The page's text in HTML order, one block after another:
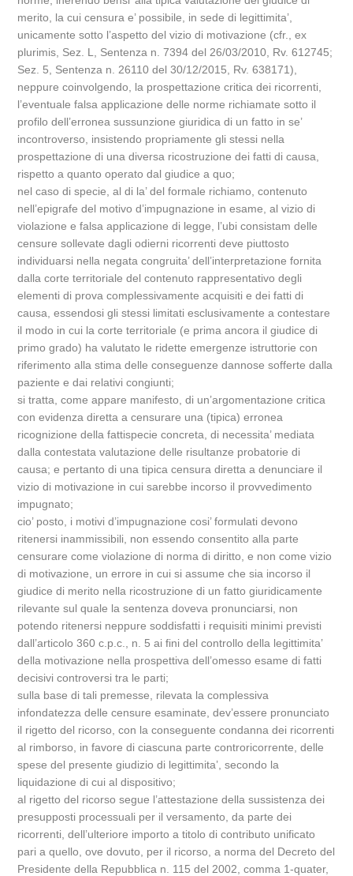
merito, la cui censura e’ possibile, in sede di legittimita’,
unicamente sotto l’aspetto del vizio di motivazione (cfr., ex
plurimis, Sez. L, Sentenza n. 7394 del 26/03/2010, Rv. 612745;
Sez. 5, Sentenza n. 26110 del 30/12/2015, Rv. 638171),
neppure coinvolgendo, la prospettazione critica dei ricorrenti,
l’eventuale falsa applicazione delle norme richiamate sotto il
profilo dell’erronea sussunzione giuridica di un fatto in se’
incontroverso, insistendo propriamente gli stessi nella
prospettazione di una diversa ricostruzione dei fatti di causa,
rispetto a quanto operato dal giudice a quo;
nel caso di specie, al di la’ del formale richiamo, contenuto
nell’epigrafe del motivo d’impugnazione in esame, al vizio di
violazione e falsa applicazione di legge, l’ubi consistam delle
censure sollevate dagli odierni ricorrenti deve piuttosto
individuarsi nella negata congruita’ dell’interpretazione fornita
dalla corte territoriale del contenuto rappresentativo degli
elementi di prova complessivamente acquisiti e dei fatti di
causa, essendosi gli stessi limitati esclusivamente a contestare
il modo in cui la corte territoriale (e prima ancora il giudice di
primo grado) ha valutato le ridette emergenze istruttorie con
riferimento alla stima delle conseguenze dannose sofferte dalla
paziente e dai relativi congiunti;
si tratta, come appare manifesto, di un’argomentazione critica
con evidenza diretta a censurare una (tipica) erronea
ricognizione della fattispecie concreta, di necessita’ mediata
dalla contestata valutazione delle risultanze probatorie di
causa; e pertanto di una tipica censura diretta a denunciare il
vizio di motivazione in cui sarebbe incorso il provvedimento
impugnato;
cio’ posto, i motivi d’impugnazione cosi’ formulati devono
ritenersi inammissibili, non essendo consentito alla parte
censurare come violazione di norma di diritto, e non come vizio
di motivazione, un errore in cui si assume che sia incorso il
giudice di merito nella ricostruzione di un fatto giuridicamente
rilevante sul quale la sentenza doveva pronunciarsi, non
potendo ritenersi neppure soddisfatti i requisiti minimi previsti
dall’articolo 360 c.p.c., n. 5 ai fini del controllo della legittimita’
della motivazione nella prospettiva dell’omesso esame di fatti
decisivi controversi tra le parti;
sulla base di tali premesse, rilevata la complessiva
infondatezza delle censure esaminate, dev’essere pronunciato
il rigetto del ricorso, con la conseguente condanna dei ricorrenti
al rimborso, in favore di ciascuna parte controricorrente, delle
spese del presente giudizio di legittimita’, secondo la
liquidazione di cui al dispositivo;
al rigetto del ricorso segue l’attestazione della sussistenza dei
presupposti processuali per il versamento, da parte dei
ricorrenti, dell’ulteriore importo a titolo di contributo unificato
pari a quello, ove dovuto, per il ricorso, a norma del Decreto del
Presidente della Repubblica n. 115 del 2002, comma 1-quater,